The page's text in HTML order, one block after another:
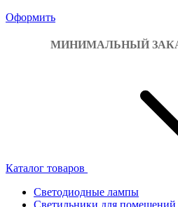
Оформить
МИНИМАЛЬНЫЙ
Каталог товаров
Светодиодные лампы
Светильники для помещений